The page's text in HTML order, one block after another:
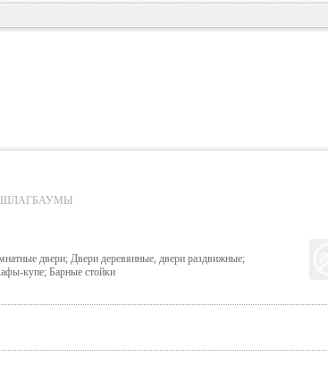
ШЛАГБАУМЫ
двери; Двери деревянные, двери раздвижные;
купе; Барные стойки